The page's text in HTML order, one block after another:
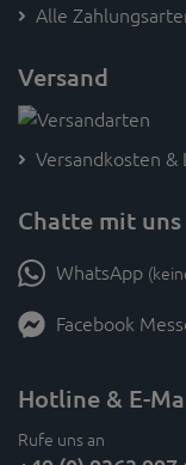
Alle
Versand
Versandkosten
Chatte mit uns
WhatsApp
Facebook
Hotline & E-
Rufe uns an